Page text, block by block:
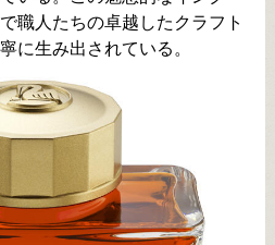
職人たちの卓越したクラフト
に生み出されている。